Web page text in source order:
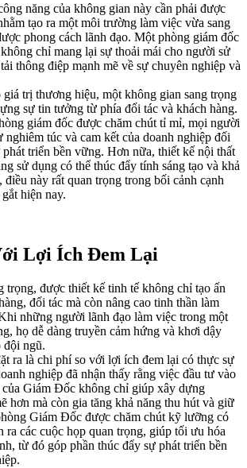
năng của không gian này cần phải được
tạo ra một môi trường làm việc vừa sang
phong cách lãnh đạo. Một phòng giám đốc
chỉ mang lại sự thoải mái cho người sử
thông điệp mạnh mẽ về sự chuyên nghiệp và
trị thương hiệu, một không gian sang trọng
sự tin tưởng từ phía đối tác và khách hàng.
giám đốc được chăm chút tỉ mỉ, mọi người
nghiêm túc và cam kết của doanh nghiệp đối
triển bền vững. Hơn nữa, thiết kế nội thất
sử dụng có thể thúc đẩy tính sáng tạo và khả
điều này rất quan trọng trong bối cảnh cạnh
hiện nay.
Lợi Ích Đem Lại
trọng, được thiết kế tinh tế không chỉ tạo ấn
đối tác mà còn nâng cao tinh thần làm
những người lãnh đạo làm việc trong một
họ dễ dàng truyền cảm hứng và khơi dậy
đội ngũ.
ra là chi phí so với lợi ích đem lại có thực sự
nghiệp đã nhận thấy rằng việc đầu tư vào
Giám Đốc không chỉ giúp xây dựng
hơn mà còn gia tăng khả năng thu hút và giữ
Giám Đốc được chăm chút kỹ lưỡng có
ra các cuộc họp quan trọng, giúp tối ưu hóa
từ đó góp phần thúc đẩy sự phát triển bền